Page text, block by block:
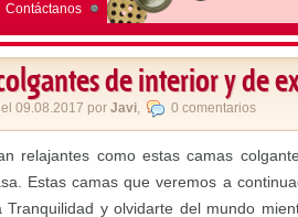
Contáctanos
de interior y de
09.08.2017 por Javi, 0 comentarios
relajantes como estas camas
Estas camas que veremos a
y olvidarte del mundo